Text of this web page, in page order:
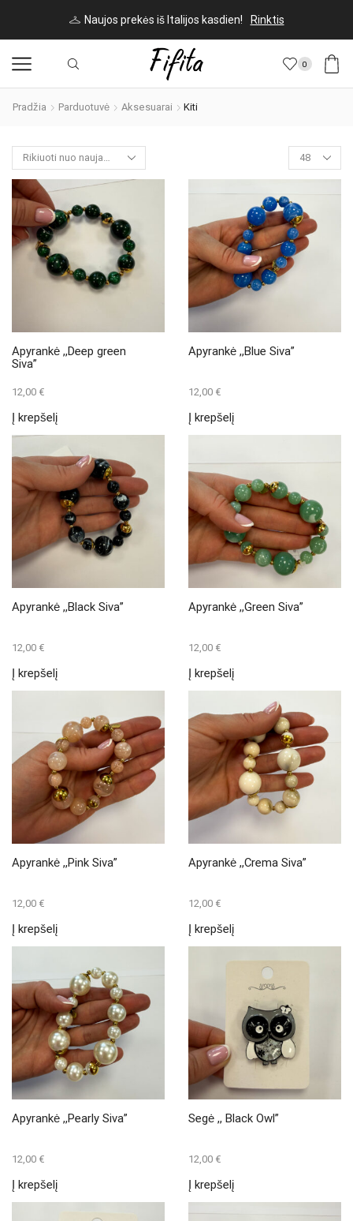
Naujos prekės iš Italijos kasdien! Rinktis
0
Pradžia Parduotuvė Aksesuarai Kiti
Products
per
page
Apyrankė ,,Deep green
Siva”
12,00 €
Į krepšelį
Apyrankė ,,Blue Siva”
12,00 €
Į krepšelį
Apyrankė ,,Black Siva”
12,00 €
Į krepšelį
Apyrankė ,,Green Siva”
12,00 €
Į krepšelį
Apyrankė ,,Pink Siva”
12,00 €
Į krepšelį
Apyrankė ,,Crema Siva”
12,00 €
Į krepšelį
Apyrankė ,,Pearly Siva”
12,00 €
Į krepšelį
Segė ,, Black Owl”
12,00 €
Į krepšelį